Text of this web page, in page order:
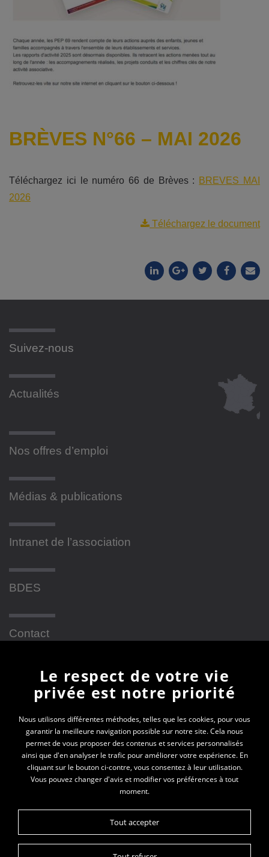
BRÈVES N°66 – MAI 2026
Téléchargez ici le numéro 66 de Brèves : BREVES MAI
2026
Téléchargez le document
Suivez-nous
Actualités
Nos offres d’emploi
Médias & publications
Intranet de l’association
BDES
Contact
Newsletter
En vous inscrivant à la newsletter, vous recevrez
toutes les actualités des PEP 69
Votre e-mail*
Le respect de votre vie
privée est notre priorité
Nous utilisons différentes méthodes, telles que les cookies, pour vous
garantir la meilleure navigation possible sur notre site. Cela nous
permet de vous proposer des contenus et services personnalisés
ainsi que d'en analyser le trafic pour améliorer votre expérience. En
cliquant sur le bouton ci-contre, vous consentez à leur utilisation.
Vous pouvez changer d'avis et modifier vos préférences à tout
moment.
Tout accepter